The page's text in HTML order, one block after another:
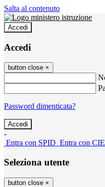
Salta al contenuto
Accedi
Accedi
button close ×
Password dimenticata?
-
Entra con SPID Entra con CIE
Seleziona utente
button close ×